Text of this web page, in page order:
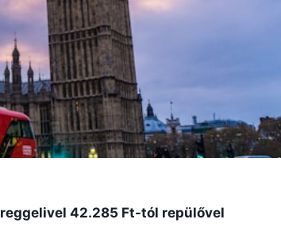
42.285 Ft-tól repülővel